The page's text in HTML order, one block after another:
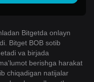
Bitgetda onlayn
Bitget BOB sotib
va birjada
berishga harakat
chiqadigan natijalar